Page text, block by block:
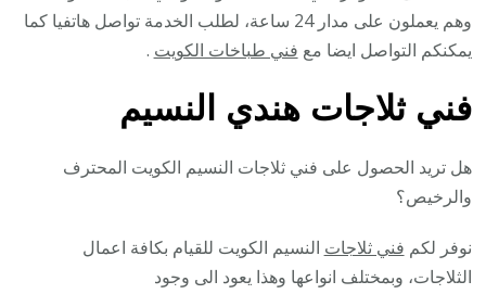
وهم يعملون على مدار 24 ساعة، لطلب الخدمة تواصل هاتفيا كما
يمكنكم التواصل ايضا مع فني طباخات الكويت .
فني ثلاجات هندي النسيم
هل تريد الحصول على فني ثلاجات النسيم الكويت المحترف
والرخيص؟
نوفر لكم فني ثلاجات النسيم الكويت للقيام بكافة اعمال
الثلاجات، وبمختلف انواعها وهذا يعود الى وجود